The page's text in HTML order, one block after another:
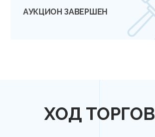
АУКЦИОН ЗАВЕРШЕН
ХОД ТОРГОВ